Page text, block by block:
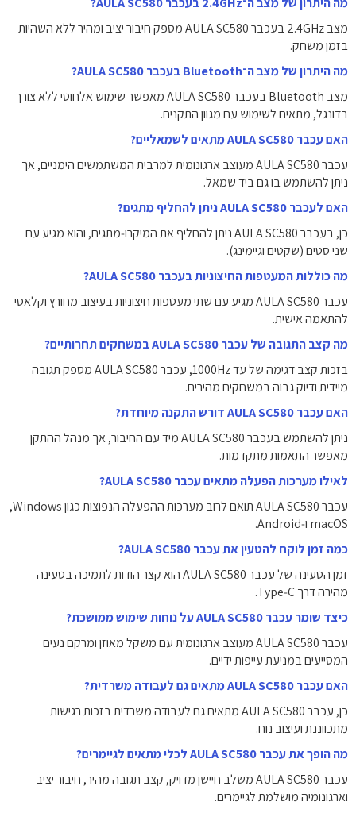
מצב 2.4GHz בעכבר AULA SC580 מספק חיבור יציב ומהיר ללא השהיות
בזמן משחק.
מה היתרון של מצב ה־Bluetooth בעכבר AULA SC580?
מצב Bluetooth בעכבר AULA SC580 מאפשר שימוש אלחוטי ללא צורך
בדונגל, מתאים לשימוש עם מגוון התקנים.
האם עכבר AULA SC580 מתאים לשמאליים?
עכבר AULA SC580 מעוצב ארגונומית למרבית המשתמשים הימניים, אך
ניתן להשתמש בו גם ביד שמאל.
האם לעכבר AULA SC580 ניתן להחליף מתגים?
כן, בעכבר AULA SC580 ניתן להחליף את המיקרו‑מתגים, והוא מגיע עם
שני סטים (שקטים וגיימינג).
מה כוללות המעטפות החיצוניות בעכבר AULA SC580?
עכבר AULA SC580 מגיע עם שתי מעטפות חיצוניות בעיצוב מחורץ וקלאסי
להתאמה אישית.
מה קצב התגובה של עכבר AULA SC580 במשחקים תחרותיים?
בזכות קצב דגימה של עד 1000Hz, עכבר AULA SC580 מספק תגובה
מיידית ודיוק גבוה במשחקים מהירים.
האם עכבר AULA SC580 דורש התקנה מיוחדת?
ניתן להשתמש בעכבר AULA SC580 מיד עם החיבור, אך מנהל ההתקן
מאפשר התאמות מתקדמות.
לאילו מערכות הפעלה מתאים עכבר AULA SC580?
עכבר AULA SC580 תואם לרוב מערכות ההפעלה הנפוצות כגון Windows,
כמה זמן לוקח להטעין את עכבר AULA SC580?
זמן הטעינה של עכבר AULA SC580 הוא קצר הודות לתמיכה בטעינה
מהירה דרך Type‑C.
כיצד שומר עכבר AULA SC580 על נוחות שימוש ממושכת?
עכבר AULA SC580 מעוצב ארגונומית עם משקל מאוזן ומרקם נעים
המסייעים במניעת עייפות ידיים.
האם עכבר AULA SC580 מתאים גם לעבודה משרדית?
כן, עכבר AULA SC580 מתאים גם לעבודה משרדית בזכות רגישות
מתכווננת ועיצוב נוח.
מה הופך את עכבר AULA SC580 לכלי מתאים לגיימרים?
עכבר AULA SC580 משלב חיישן מדויק, קצב תגובה מהיר, חיבור יציב
וארגונומיה מושלמת לגיימרים.